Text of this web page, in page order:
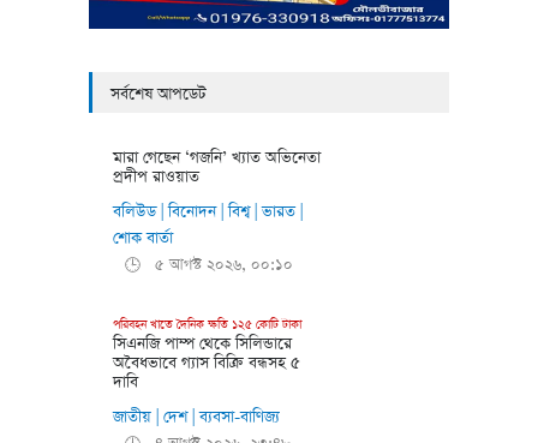
সর্বশেষ আপডেট
মারা গেছেন ‘গজনি’ খ্যাত অভিনেতা
প্রদীপ রাওয়াত
বলিউড|বিনোদন|বিশ্ব|ভারত|
শোক বার্তা
🕒 ৫ আগস্ট ২০২৬, ০০:১০
পরিবহন খাতে দৈনিক ক্ষতি ১২৫ কোটি টাকা
সিএনজি পাম্প থেকে সিলিন্ডারে
অবৈধভাবে গ্যাস বিক্রি বন্ধসহ ৫
দাবি
জাতীয় দেশ|ব্যবসা-বাণিজ্য